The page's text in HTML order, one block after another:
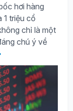
hơi hàng
1 triệu cổ
chỉ là một
chú ý về